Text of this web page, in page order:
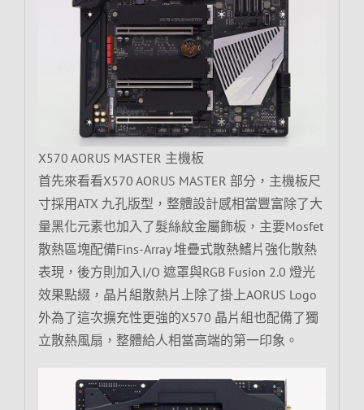
X570 AORUS MASTER 主機板
首先來看看X570 AORUS MASTER 部分，主機板尺
寸採用ATX 九孔版型，整體設計感相當豐富除了大
量黑化元素也加入了髮絲紋金屬飾板，主要Mosfet
散熱區塊配備Fins-Array 堆疊式散熱鰭片強化散熱
表現，後方則加入I/O 遮罩與RGB Fusion 2.0 燈光
效果點綴，晶片組散熱片上除了掛上AORUS Logo
外為了這次擴充性更強的X570 晶片組也配備了獨
立散熱風扇，整體給人相當高端的第一印象。